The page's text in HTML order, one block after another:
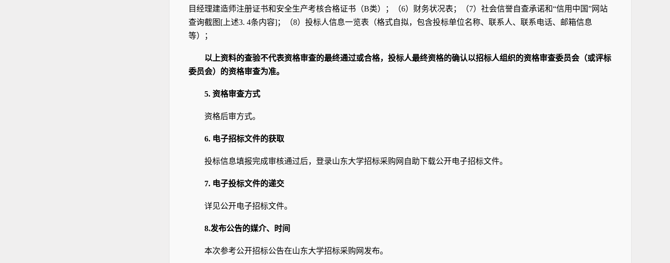
目经理建造师注册证书和安全生产考核合格证书（B类）；（6）财务状况表；（7）社会信誉自查承诺和“信用中国”网站
查询截图[上述3. 4条内容]；（8）投标人信息一览表（格式自拟，包含投标单位名称、联系人、联系电话、邮箱信息
等）；
以上资料的查验不代表资格审查的最终通过或合格，投标人最终资格的确认以招标人组织的资格审查委员会（或评标
委员会）的资格审查为准。
5. 资格审查方式
资格后审方式。
6. 电子招标文件的获取
投标信息填报完成审核通过后， 登录山东大学招标采购网 自助下载公开电子招标文件。
7. 电子投标文件的递交
详见公开电子招标文件。
8.发布公告的媒介、时间
本次参考公开招标公告在山东大学招标采购网发布。